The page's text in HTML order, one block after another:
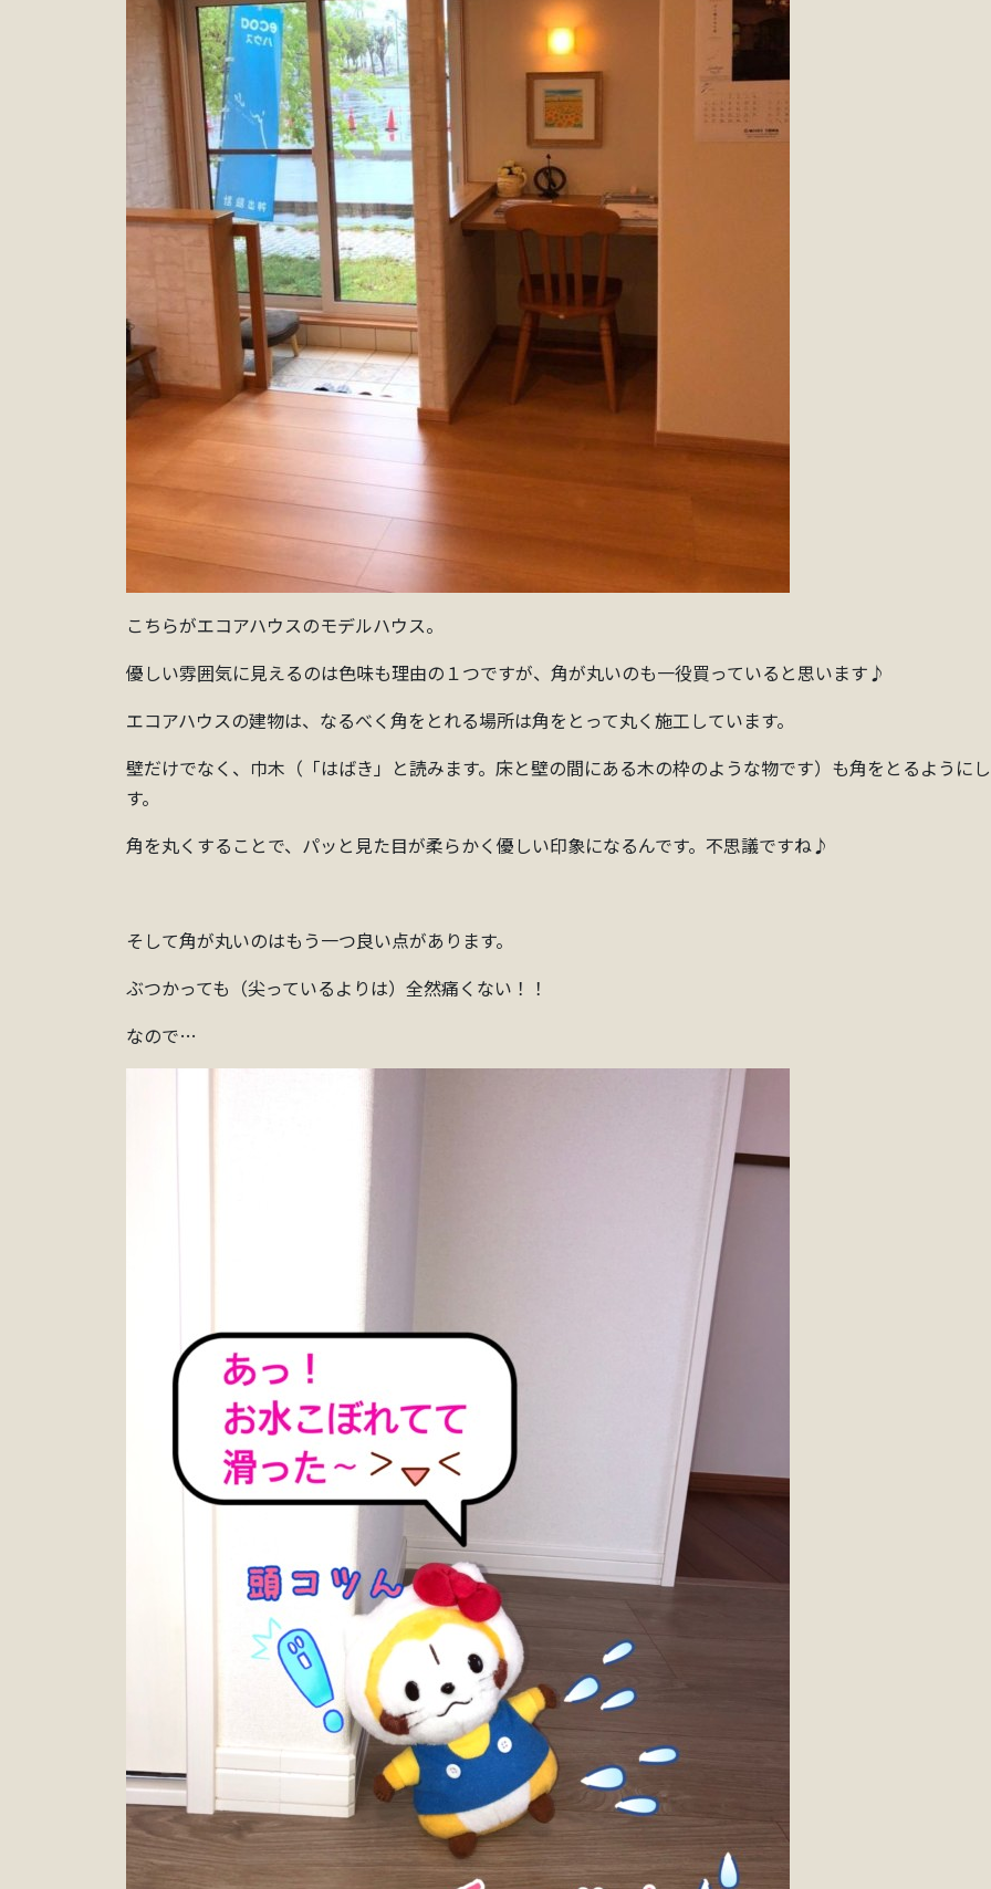
こちらがエコアハウスのモデルハウス。
優しい雰囲気に見えるのは色味も理由の１つですが、角が丸いのも一役買っていると思います♪
エコアハウスの建物は、なるべく角をとれる場所は角をとって丸く施工しています。
壁だけでなく、巾木（「はばき」と読みます。床と壁の間にある木の枠のような物です）も角をとるように
す。
角を丸くすることで、パッと見た目が柔らかく優しい印象になるんです。不思議ですね♪
そして角が丸いのはもう一つ良い点があります。
ぶつかっても（尖っているよりは）全然痛くない！！
なので…